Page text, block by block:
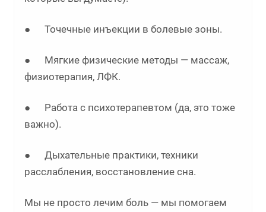
● Точечные инъекции в болевые зоны.
● Мягкие физические методы — массаж,
физиотерапия, ЛФК.
● Работа с психотерапевтом (да, это тоже
важно).
● Дыхательные практики, техники
расслабления, восстановление сна.
Мы не просто лечим боль — мы помогаем